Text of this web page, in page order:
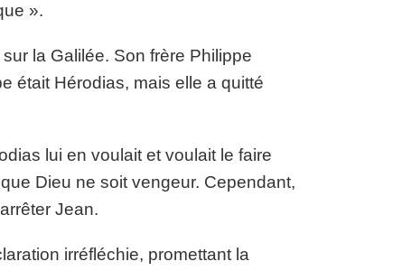
».
la Galilée. Son frère Philippe
était Hérodias, mais elle a quitté
lui en voulait et voulait le faire
Dieu ne soit vengeur. Cependant,
Jean.
irréfléchie, promettant la